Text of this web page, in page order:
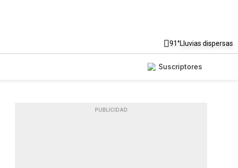
91°Lluvias dispersas
Suscriptores
PUBLICIDAD